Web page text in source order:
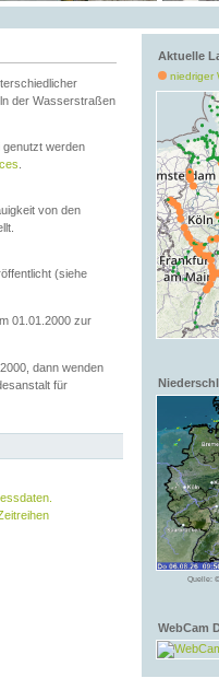
Aktuelle
niedriger
Quelle: ©
WebCam
der Wasserstraßen
genutzt werden
von den
(siehe
01.01.2000 zur
dann wenden
für